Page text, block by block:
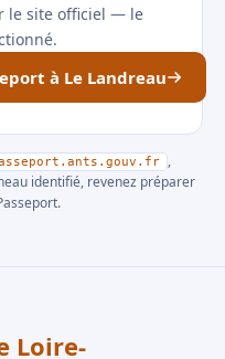
le site officiel — le
à Le Landreau
,
identifié, revenez préparer
Loire-